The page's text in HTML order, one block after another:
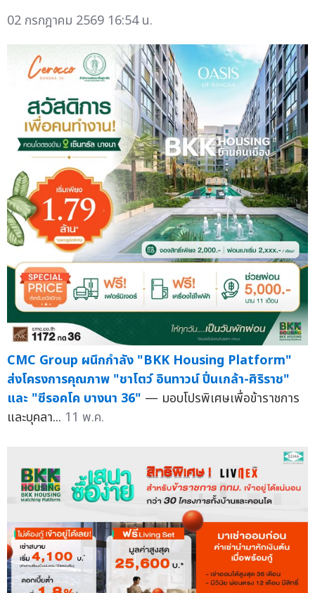
02 กรกฎาคม 2569 16:54 น.
CMC Group ผนึกกำลัง "BKK Housing Platform"
ส่งโครงการคุณภาพ "ชาโตว์ อินทาวน์ ปิ่นเกล้า-ศิริราช"
และ "ซีรอคโค บางนา 36" — มอบโปรพิเศษเพื่อข้าราชการ
และบุคลา... 11 พ.ค.